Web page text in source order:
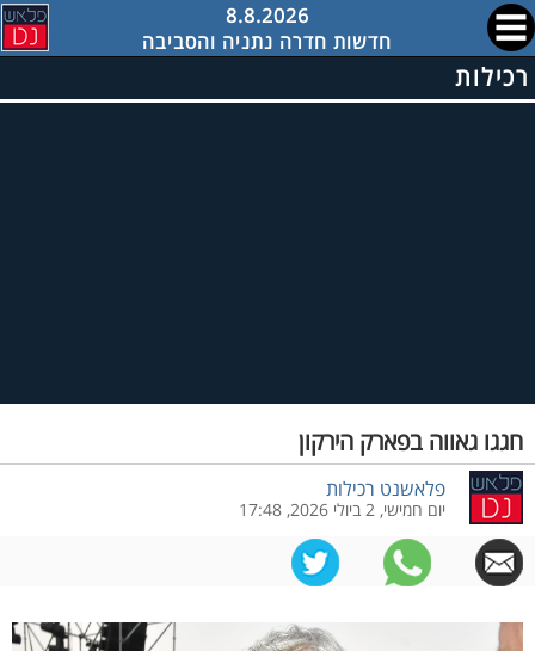
8.8.2026
חדשות חדרה נתניה והסביבה
רכילות
חגגו גאווה בפארק הירקון
פלאשנט רכילות
יום חמישי, 2 ביולי 2026, 17:48